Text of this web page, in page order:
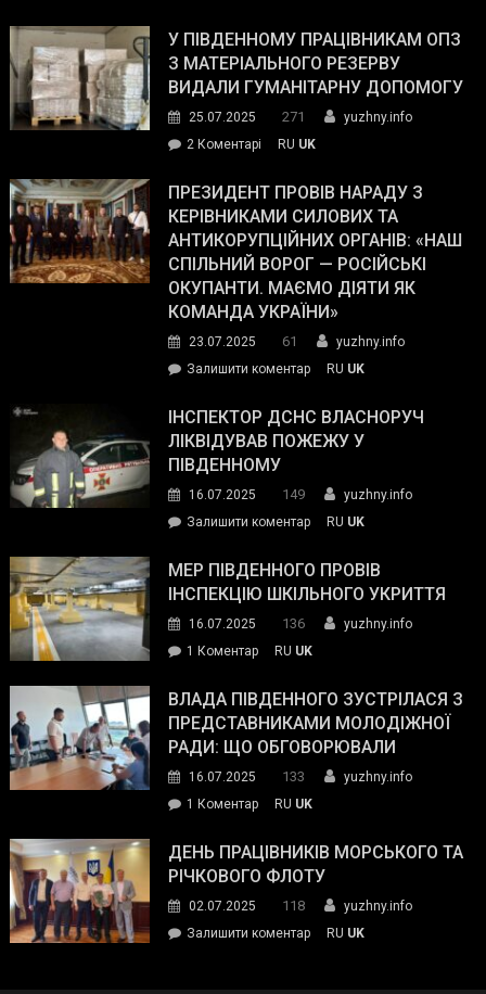
завойовує
симпатії
виборців
The
Street
Journal.
У ПІВДЕННОМУ ПРАЦІВНИКАМ ОПЗ
З МАТЕРІАЛЬНОГО РЕЗЕРВУ
ВИДАЛИ ГУМАНІТАРНУ ДОПОМОГУ
25.07.2025 271
yuzhny.info
2 Коментарі
Південному
працівникам
ОПЗ
з
матеріального
резерву
гуманітарну
допомогу
RU UK
ПРЕЗИДЕНТ ПРОВІВ НАРАДУ З
КЕРІВНИКАМИ СИЛОВИХ ТА
АНТИКОРУПЦІЙНИХ ОРГАНІВ: «НАШ
СПІЛЬНИЙ ВОРОГ — РОСІЙСЬКІ
ОКУПАНТИ. МАЄМО ДІЯТИ ЯК
КОМАНДА УКРАЇНИ»
23.07.2025 61
yuzhny.info
Залишити коментарon
провів
нараду
силових
та
органів:
«Наш
спільний
окупанти.
Маємо
діяти
команда
RU UK
ІНСПЕКТОР ДСНС ВЛАСНОРУЧ
ЛІКВІДУВАВ ПОЖЕЖУ У
ПІВДЕННОМУ
16.07.2025 149
yuzhny.info
Залишити коментарon
ДСНС
власноруч
пожежу
у
RU UK
МЕР ПІВДЕННОГО ПРОВІВ
ІНСПЕКЦІЮ ШКІЛЬНОГО УКРИТТЯ
16.07.2025 136
yuzhny.info
1 Коментардо
Південного
провів
інспекцію
укриття
RU UK
ВЛАДА ПІВДЕННОГО ЗУСТРІЛАСЯ З
ПРЕДСТАВНИКАМИ МОЛОДІЖНОЇ
РАДИ: ЩО ОБГОВОРЮВАЛИ
16.07.2025 133
yuzhny.info
1 Коментардо
Південного
зустрілася
представниками
молодіжної
RU UK
ДЕНЬ ПРАЦІВНИКІВ МОРСЬКОГО ТА
РІЧКОВОГО ФЛОТУ
02.07.2025 118
yuzhny.info
Залишити коментарon
RU UK